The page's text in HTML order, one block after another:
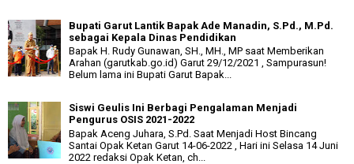
Bupati Garut Lantik Bapak Ade Manadin, S.Pd., M.Pd.
sebagai Kepala Dinas Pendidikan
Bapak H. Rudy Gunawan, SH., MH., MP saat Memberikan
Arahan (garutkab.go.id) Garut 29/12/2021 , Sampurasun!
Belum lama ini Bupati Garut Bapak...
Siswi Geulis Ini Berbagi Pengalaman Menjadi
Pengurus OSIS 2021-2022
Bapak Aceng Juhara, S.Pd. Saat Menjadi Host Bincang
Santai Opak Ketan Garut 14-06-2022 , Hari ini Selasa 14 Juni
2022 redaksi Opak Ketan, ch...